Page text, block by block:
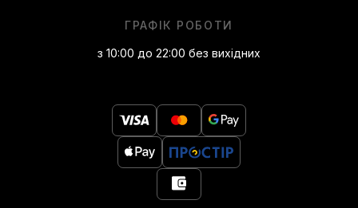
ГРАФІК РОБОТИ
з 10:00 до 22:00 без вихідних